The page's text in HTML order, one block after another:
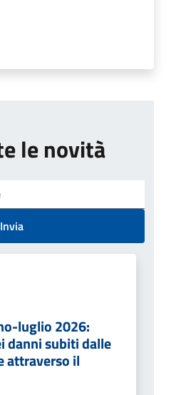
le novità
Invia
luglio 2026:
danni subiti dalle
attraverso il